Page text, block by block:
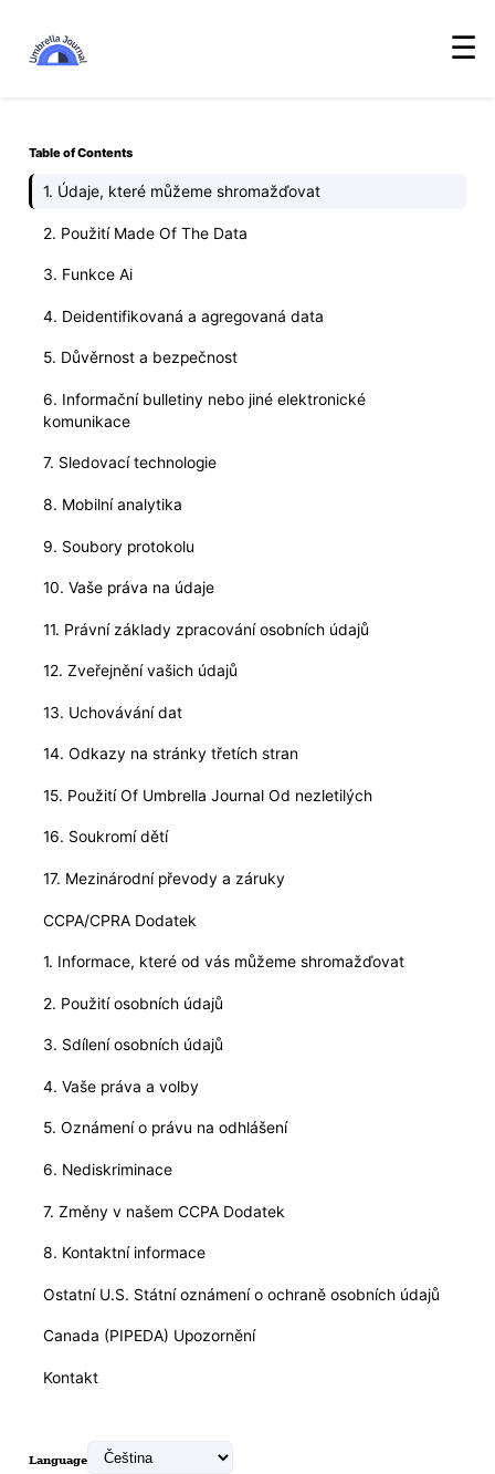
☰
Table of Contents
1. Údaje, které můžeme shromažďovat
2. Použití Made Of The Data
3. Funkce Ai
4. Deidentifikovaná a agregovaná data
5. Důvěrnost a bezpečnost
6. Informační bulletiny nebo jiné elektronické
komunikace
7. Sledovací technologie
8. Mobilní analytika
9. Soubory protokolu
10. Vaše práva na údaje
11. Právní základy zpracování osobních údajů
12. Zveřejnění vašich údajů
13. Uchovávání dat
14. Odkazy na stránky třetích stran
15. Použití Of Umbrella Journal Od nezletilých
16. Soukromí dětí
17. Mezinárodní převody a záruky
CCPA/CPRA Dodatek
1. Informace, které od vás můžeme shromažďovat
2. Použití osobních údajů
3. Sdílení osobních údajů
4. Vaše práva a volby
5. Oznámení o právu na odhlášení
6. Nediskriminace
7. Změny v našem CCPA Dodatek
8. Kontaktní informace
Ostatní U.S. Státní oznámení o ochraně osobních údajů
Canada (PIPEDA) Upozornění
Kontakt
Language